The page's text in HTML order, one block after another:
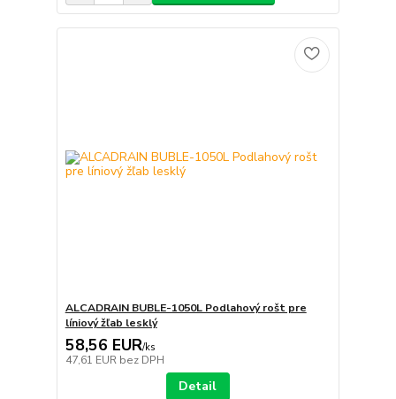
ALCADRAIN BUBLE-1050L Podlahový rošt pre
líniový žľab lesklý
58,56 EUR/ks
47,61 EUR bez DPH
Detail